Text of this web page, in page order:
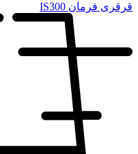
قرقری فرمان IS300